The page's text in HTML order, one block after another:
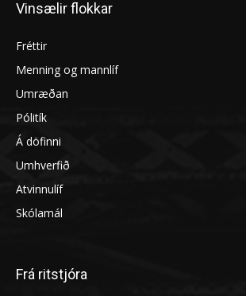
Vinsælir flokkar
Fréttir
Menning og mannlíf
Umræðan
Pólitík
Á döfinni
Umhverfið
Atvinnulíf
Skólamál
Frá ritstjóra